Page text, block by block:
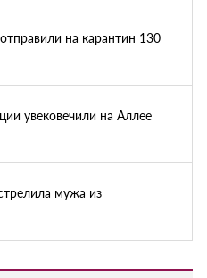
на карантин 130
увековечили на Аллее
мужа из